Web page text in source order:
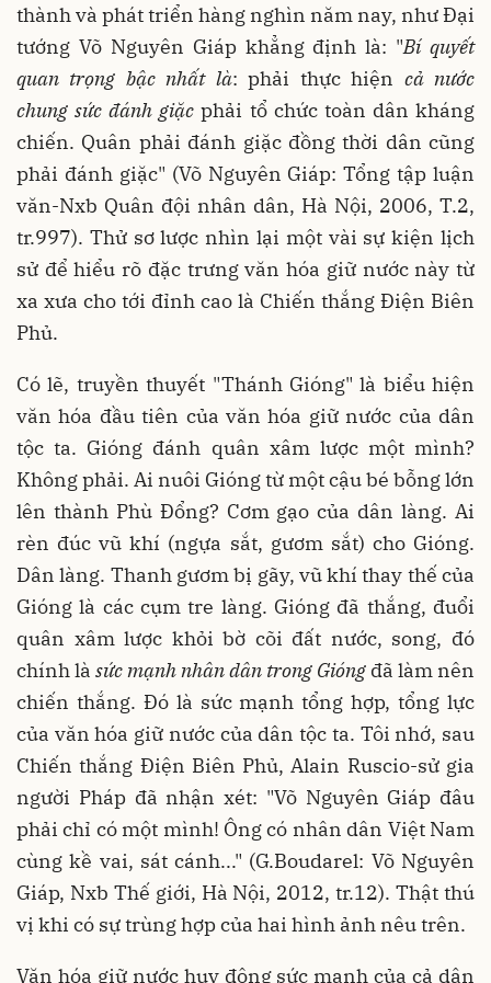
thành và phát triển hàng nghìn năm nay, như Đại
tướng Võ Nguyên Giáp khẳng định là: "Bí quyết
quan trọng bậc nhất là: phải thực hiện cả nước
chung sức đánh giặcphải tổ chức toàn dân kháng
chiến. Quân phải đánh giặc đồng thời dân cũng
phải đánh giặc" (Võ Nguyên Giáp: Tổng tập luận
văn-Nxb Quân đội nhân dân, Hà Nội, 2006, T.2,
tr.997). Thử sơ lược nhìn lại một vài sự kiện lịch
sử để hiểu rõ đặc trưng văn hóa giữ nước này từ
xa xưa cho tới đỉnh cao là Chiến thắng Điện Biên
Phủ.
Có lẽ, truyền thuyết "Thánh Gióng" là biểu hiện
văn hóa đầu tiên của văn hóa giữ nước của dân
tộc ta. Gióng đánh quân xâm lược một mình?
Không phải. Ai nuôi Gióng từ một cậu bé bỗng lớn
lên thành Phù Đổng? Cơm gạo của dân làng. Ai
rèn đúc vũ khí (ngựa sắt, gươm sắt) cho Gióng.
Dân làng. Thanh gươm bị gãy, vũ khí thay thế của
Gióng là các cụm tre làng. Gióng đã thắng, đuổi
quân xâm lược khỏi bờ cõi đất nước, song, đó
chính là sức mạnh nhân dân trong Gióng đã làm nên
chiến thắng. Đó là sức mạnh tổng hợp, tổng lực
của văn hóa giữ nước của dân tộc ta. Tôi nhớ, sau
Chiến thắng Điện Biên Phủ, Alain Ruscio-sử gia
người Pháp đã nhận xét: "Võ Nguyên Giáp đâu
phải chỉ có một mình! Ông có nhân dân Việt Nam
cùng kề vai, sát cánh..." (G.Boudarel: Võ Nguyên
Giáp, Nxb Thế giới, Hà Nội, 2012, tr.12). Thật thú
vị khi có sự trùng hợp của hai hình ảnh nêu trên.
Văn hóa giữ nước huy động sức mạnh của cả dân